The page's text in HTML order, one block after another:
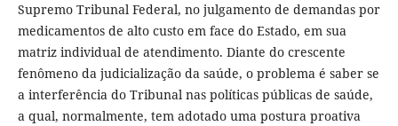
Supremo Tribunal Federal, no julgamento de demandas por
medicamentos de alto custo em face do Estado, em sua
matriz individual de atendimento. Diante do crescente
fenômeno da judicialização da saúde, o problema é saber se
a interferência do Tribunal nas políticas públicas de saúde,
a qual, normalmente, tem adotado uma postura proativa